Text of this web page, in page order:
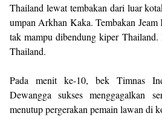
Thailand lewat tembakan dari luar
umpan Arkhan Kaka. Tembakan
tak mampu dibendung kiper Thailand.
Thailand.
Pada menit ke-10, bek Timnas
Dewangga sukses menggagalkan
menutup pergerakan pemain lawan di